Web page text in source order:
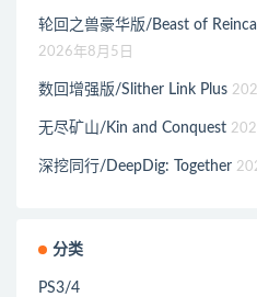
轮回之兽豪华版/Beast of
2026年8月5日
数回增强版/Slither Link Plus
无尽矿山/Kin and Conquest
深挖同行/DeepDig: Together
分类
PS3/4